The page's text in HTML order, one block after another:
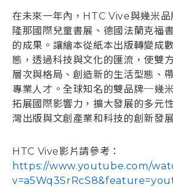
在未來一年內，HTC Vive與幾米
隆那國際兒童書展、德國法蘭克福
的成果。讓繪本從紙本出版轉變成
態，透過科技與文化的匯流，使雙
層次與格局、創造新的生活型態、
專業人才。全球知名的雙品牌─幾
拓展國際影響力，擴大發展的多元
灣出版與文創產業和科技的創新發展
HTC Vive影片請參考：
https://www.youtube.com/